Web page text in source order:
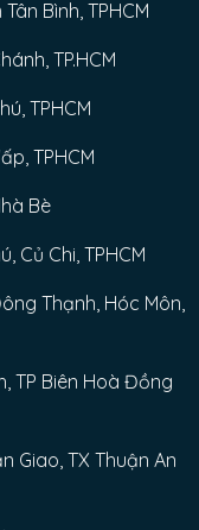
Bình, TPHCM
TP.HCM
TPHCM
TPHCM
Bè
Củ Chi, TPHCM
Thạnh, Hóc Môn,
TP Biên Hoà Đồng
Giao, TX Thuận An